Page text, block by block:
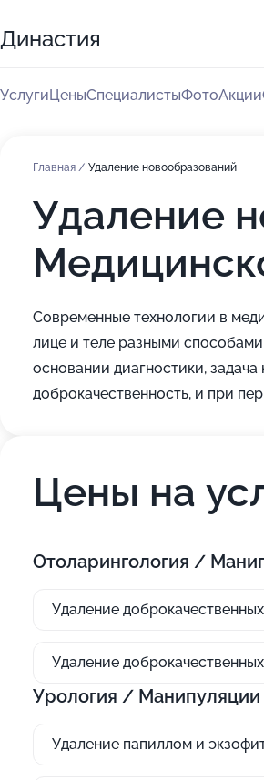
Династия
УслугиЦеныСпециалистыФотоАкции
Главная / Удаление новообразований
Удаление
Современные технологии в
лице и теле разными
основании диагностики,
доброкачественность, и при
Цены на
Отоларингология /
Удаление
Удаление
Урология / Манипуляции
Удаление папиллом и